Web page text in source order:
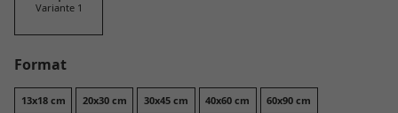
Variante 1
Format
13x18 cm 20x30 cm 30x45 cm 40x60 cm 60x90 cm